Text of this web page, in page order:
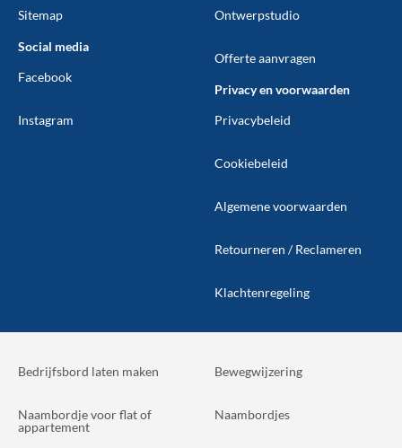
Sitemap
Social media
Facebook
Instagram
Ontwerpstudio
Offerte aanvragen
Privacy en voorwaarden
Privacybeleid
Cookiebeleid
Algemene voorwaarden
Retourneren / Reclameren
Klachtenregeling
Bedrijfsbord laten maken
Naambordje voor flat of
appartement
Bewegwijzering
Naambordjes